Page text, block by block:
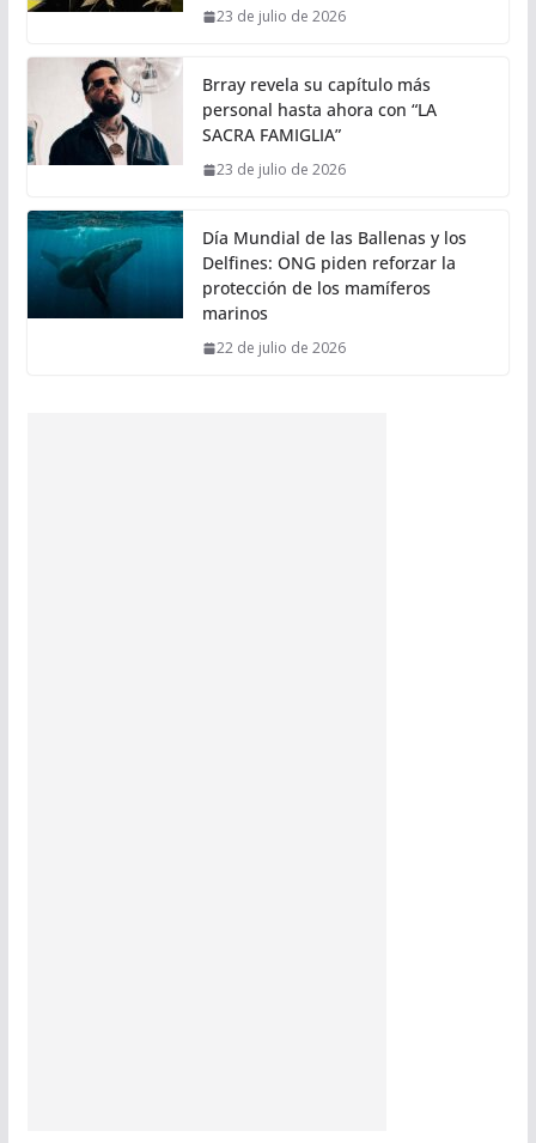
23 de julio de 2026
Brray revela su capítulo más
personal hasta ahora con “LA
SACRA FAMIGLIA”
23 de julio de 2026
Día Mundial de las Ballenas y los
Delfines: ONG piden reforzar la
protección de los mamíferos
marinos
22 de julio de 2026